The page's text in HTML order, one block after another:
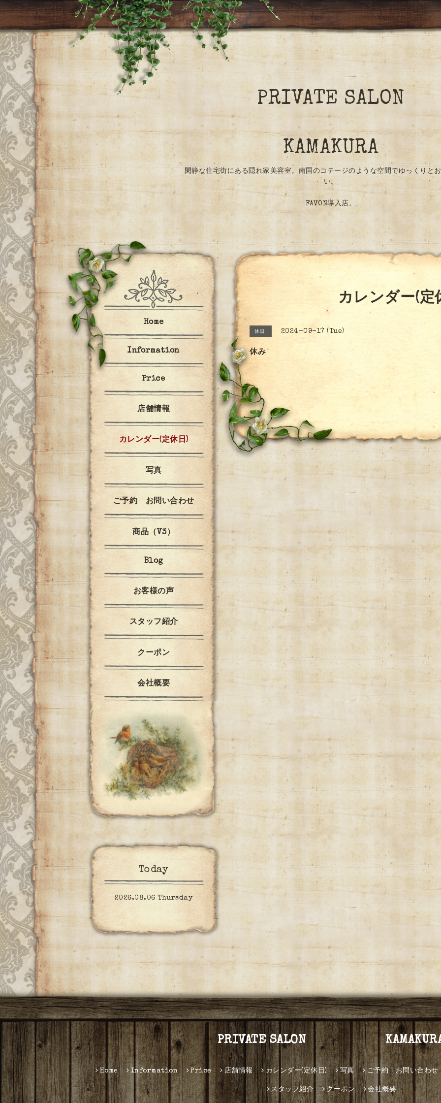
PRIVATE SALON
KAMAKURA
閑静な住宅街にある隠れ家美容室。南国のコテージのような空間でゆっくりと
い。
FAVON導入店。
カレンダー(定
休日 2024-09-17 (Tue)
休み
Home
Information
Price
店舗情報
カレンダー(定休日)
写真
ご予約 お問い合わせ
商品（V3）
Blog
お客様の声
スタッフ紹介
クーポン
会社概要
Today
2026.08.06 Thursday
PRIVATE SALON
Home Information Price 店舗情報 カレンダー(定休日) 写真 ご予約 お問い合わせ
スタッフ紹介 クーポン 会社概要